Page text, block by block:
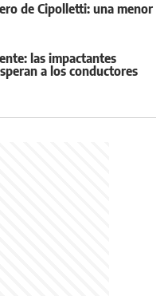
de Cipolletti: una menor
las impactantes
a los conductores